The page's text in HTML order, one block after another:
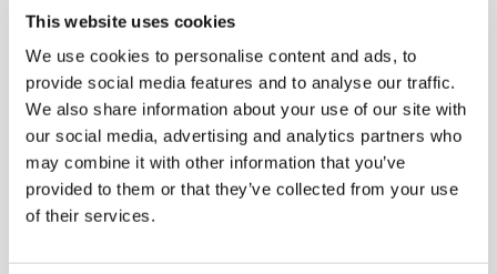
This website uses cookies
We use cookies to personalise content and ads, to
provide social media features and to analyse our traffic.
We also share information about your use of our site with
our social media, advertising and analytics partners who
may combine it with other information that you’ve
provided to them or that they’ve collected from your use
of their services.